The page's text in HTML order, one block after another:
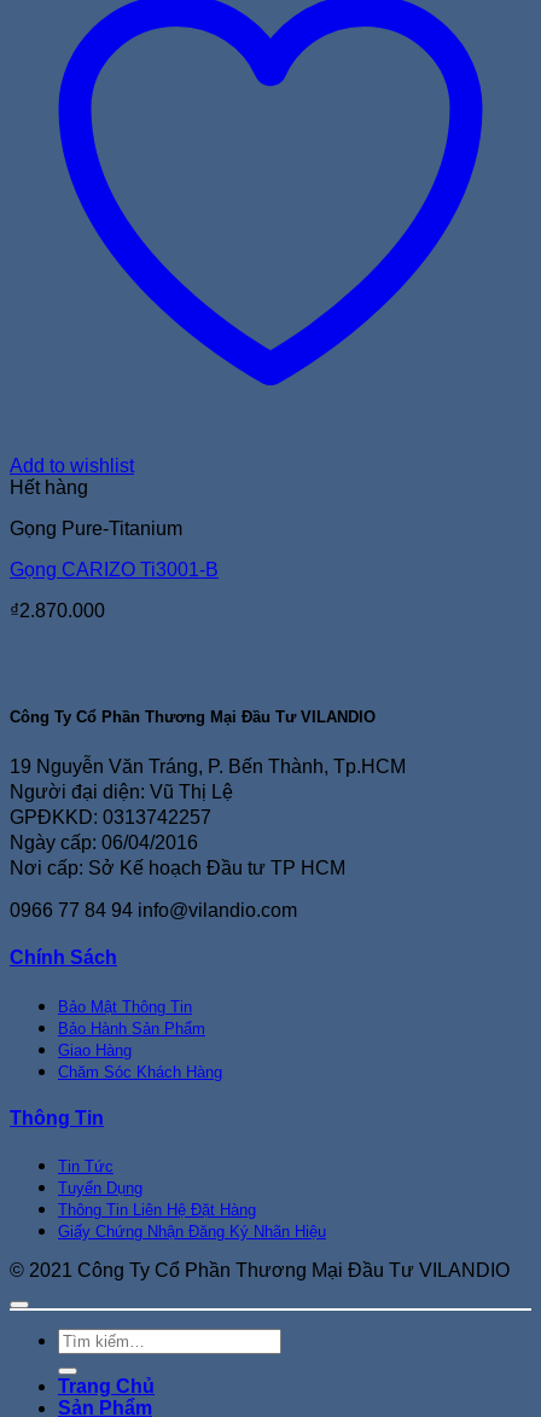
Add to wishlist
Hết hàng
Gọng Pure-Titanium
Gọng CARIZO Ti3001-B
₫2.870.000
Công Ty Cổ Phần Thương Mại Đầu Tư VILANDIO
19 Nguyễn Văn Tráng, P. Bến Thành, Tp.HCM
Người đại diện: Vũ Thị Lệ
GPĐKKD: 0313742257
Ngày cấp: 06/04/2016
Nơi cấp: Sở Kế hoạch Đầu tư TP HCM
0966 77 84 94 info@vilandio.com
Chính Sách
Bảo Mật Thông Tin
Bảo Hành Sản Phẩm
Giao Hàng
Chăm Sóc Khách Hàng
Thông Tin
Tin Tức
Tuyển Dụng
Thông Tin Liên Hệ Đặt Hàng
Giấy Chứng Nhận Đăng Ký Nhãn Hiệu
© 2021 Công Ty Cổ Phần Thương Mại Đầu Tư VILANDIO
Tìm
kiếm:
Trang Chủ
Sản Phẩm